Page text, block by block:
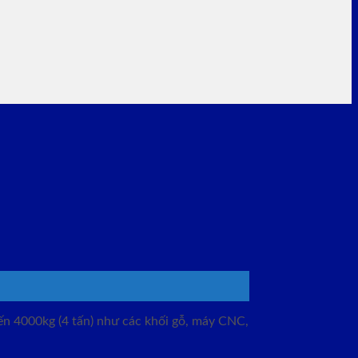
4000kg (4 tấn) như các khối gỗ, máy CNC,